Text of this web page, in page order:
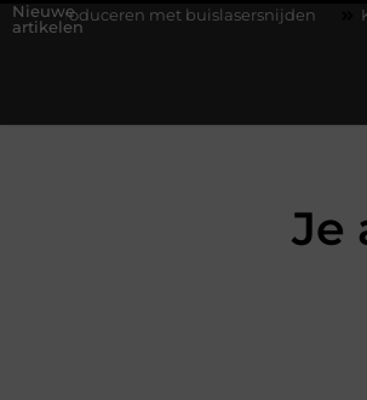
Nieuwe
artikelen
buislasersnijden Kaarsen in je interieur
Je